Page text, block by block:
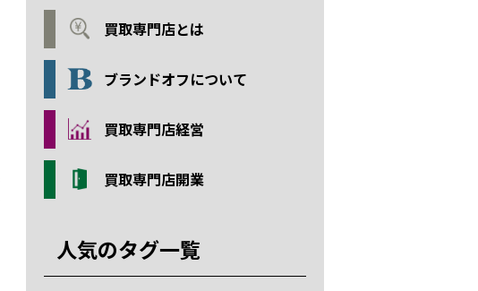
買取専門店とは
ブランドオフについて
買取専門店経営
買取専門店開業
人気のタグ一覧